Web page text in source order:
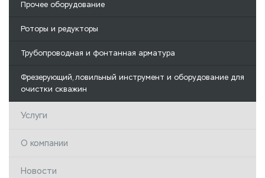
Прочее оборудование
Роторы и редукторы
Трубопроводная и фонтанная арматура
Фрезерующий, ловильный инструмент и оборудование для
очистки скважин
Услуги
О компании
Новости